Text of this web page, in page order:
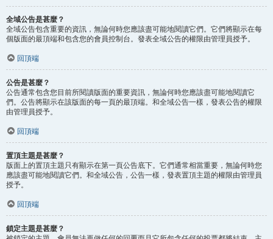
全域公告是甚麼？
全域公告包含重要的資訊，無論何時您應該盡可能地閱讀它們。它們將顯示在每
個版面的最頂端和包含您的會員控制台。發表全域公告的權限由管理員授予。
回頂端
公告是甚麼？
公告通常包含您目前所閱讀版面的重要資訊，無論何時您應該盡可能地閱讀它
們。公告將顯示在該版面的每一頁的最頂端。和全域公告一樣，發表公告的權限
由管理員授予。
回頂端
置頂主題是甚麼？
版面上的置頂主題只有顯示在第一頁公告底下。它們通常相當重要，無論何時您
應該盡可能地閱讀它們。和全域公告，公告一樣，發表置頂主題的權限由管理員
授予。
回頂端
鎖定主題是甚麼？